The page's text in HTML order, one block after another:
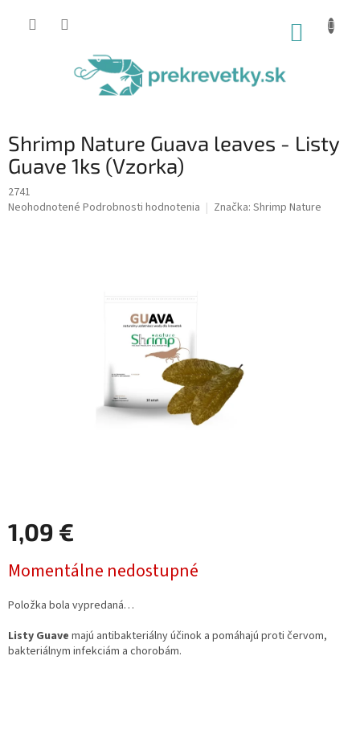
Shrimp Nature Guava leaves - Listy
Guave 1ks (Vzorka)
2741
Priemerné
Neohodnotené Podrobnosti hodnotenia Značka: Shrimp Nature
1,09 €
cena:
Momentálne nedostupné
Položka bola vypredaná…
Listy Guave majú antibakteriálny účinok a pomáhajú proti červom,
bakteriálnym infekciám a chorobám.